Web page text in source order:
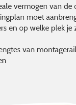
vermogen van de
moet
en op welke plek je
van